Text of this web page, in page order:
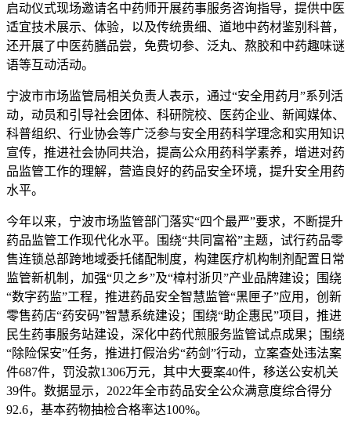
启动仪式现场邀请名中药师开展药事服务咨询指导，提供中医
适宜技术展示、体验，以及传统贵细、道地中药材鉴别科普，
还开展了中医药膳品尝，免费切参、泛丸、熬胶和中药趣味谜
语等互动活动。
宁波市市场监管局相关负责人表示，通过“安全用药月”系列活
动，动员和引导社会团体、科研院校、医药企业、新闻媒体、
科普组织、行业协会等广泛参与安全用药科学理念和实用知识
宣传，推进社会协同共治，提高公众用药科学素养，增进对药
品监管工作的理解，营造良好的药品安全环境，提升安全用药
水平。
今年以来，宁波市场监管部门落实“四个最严”要求，不断提升
药品监管工作现代化水平。围绕“共同富裕”主题，试行药品零
售连锁总部跨地域委托储配制度，构建医疗机构制剂配置日常
监管新机制，加强“贝之乡”及“樟村浙贝”产业品牌建设；围绕
“数字药监”工程，推进药品安全智慧监管“黑匣子”应用，创新
零售药店“药安码”智慧系统建设；围绕“助企惠民”项目，推进
民生药事服务站建设，深化中药代煎服务监管试点成果；围绕
“除险保安”任务，推进打假治劣“药剑”行动，立案查处违法案
件687件，罚没款1306万元，其中大要案40件，移送公安机关
39件。数据显示，2022年全市药品安全公众满意度综合得分
92.6，基本药物抽检合格率达100%。